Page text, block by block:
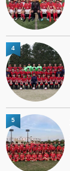
4
5